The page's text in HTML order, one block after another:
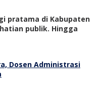
pratama di Kabupaten
publik. Hingga